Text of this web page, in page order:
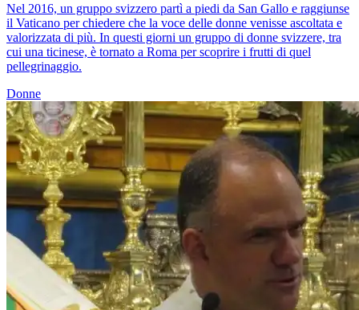
Nel 2016, un gruppo svizzero partì a piedi da San Gallo e raggiunse
il Vaticano per chiedere che la voce delle donne venisse ascoltata e
valorizzata di più. In questi giorni un gruppo di donne svizzere, tra
cui una ticinese, è tornato a Roma per scoprire i frutti di quel
pellegrinaggio.
Donne